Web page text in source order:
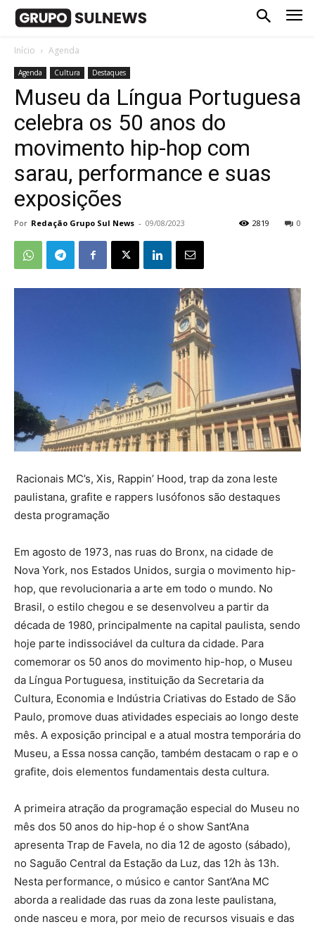
Início Agenda
Agenda Cultura Destaques
Museu da Língua Portuguesa
celebra os 50 anos do
movimento hip-hop com
sarau, performance e suas
exposições
Por Redação Grupo Sul News - 09/08/2023 0
2819
Racionais MC’s, Xis, Rappin’ Hood, trap da zona leste
paulistana, grafite e rappers lusófonos são destaques
desta programação
Em agosto de 1973, nas ruas do Bronx, na cidade de
Nova York, nos Estados Unidos, surgia o movimento hip-
hop, que revolucionaria a arte em todo o mundo. No
Brasil, o estilo chegou e se desenvolveu a partir da
década de 1980, principalmente na capital paulista, sendo
hoje parte indissociável da cultura da cidade. Para
comemorar os 50 anos do movimento hip-hop, o Museu
da Língua Portuguesa, instituição da Secretaria da
Cultura, Economia e Indústria Criativas do Estado de São
Paulo, promove duas atividades especiais ao longo deste
mês. A exposição principal e a atual mostra temporária do
Museu, a Essa nossa canção, também destacam o rap e o
grafite, dois elementos fundamentais desta cultura.
A primeira atração da programação especial do Museu no
mês dos 50 anos do hip-hop é o show Sant’Ana
apresenta Trap de Favela, no dia 12 de agosto (sábado),
no Saguão Central da Estação da Luz, das 12h às 13h.
Nesta performance, o músico e cantor Sant’Ana MC
aborda a realidade das ruas da zona leste paulistana,
onde nasceu e mora, por meio de recursos visuais e das